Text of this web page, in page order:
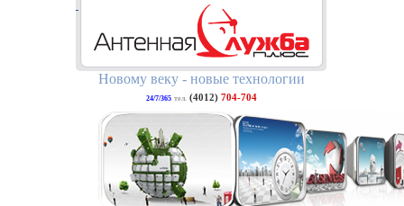
Новому веку - новые технологии
24/7/365 тел. (4012)704-704